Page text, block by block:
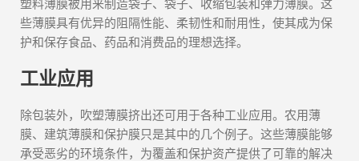
塑料薄膜被用来制造袋子、袋子、收缩包装和弹力薄膜。这
些薄膜具有优异的阻隔性能、柔韧性和耐用性，使其成为保
护和保存食品、药品和消费品的理想选择。
工业应用
除包装外，吹塑薄膜挤出还可用于各种工业应用。农用薄
膜、建筑薄膜和保护膜只是其中的几个例子。这些薄膜能够
承受恶劣的环境条件，为覆盖和保护资产提供了可靠的解决